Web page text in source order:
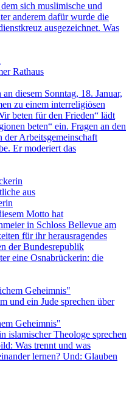
sich muslimische und
anderem dafür wurde die
ausgezeichnet. Was
Rathaus
diesem Sonntag, 18. Januar,
zu einem interreligiösen
beten für den Frieden“ lädt
beten“ ein. Fragen an den
der Arbeitsgemeinschaft
Er moderiert das
aus
Motto hat
in Schloss Bellevue am
für ihr herausragendes
der Bundesrepublik
eine Osnabrückerin: die
und ein Jude sprechen über
Geheimnis"
islamischer Theologe sprechen
Was trennt und was
lernen? Und: Glauben